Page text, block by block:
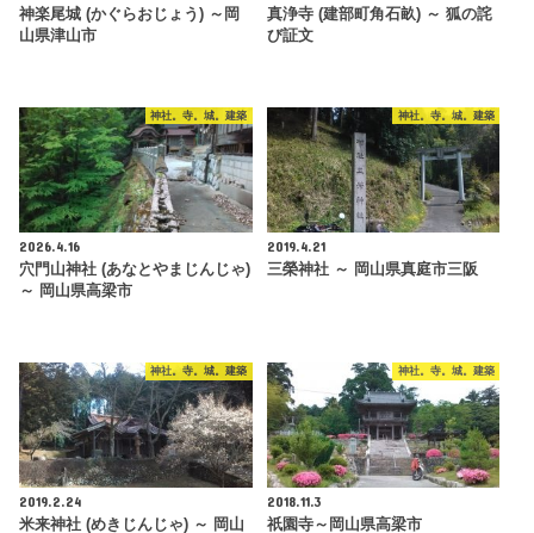
神楽尾城 (かぐらおじょう) ～岡
山県津山市
真浄寺 (建部町角石畝) ～ 狐の詫
び証文
神社。寺。城。建築
2026.4.16
穴門山神社 (あなとやまじんじゃ)
～ 岡山県高梁市
神社。寺。城。建築
2019.4.21
三榮神社 ～ 岡山県真庭市三阪
神社。寺。城。建築
2019.2.24
米来神社 (めきじんじゃ) ～ 岡山
神社。寺。城。建築
2018.11.3
祇園寺～岡山県高梁市